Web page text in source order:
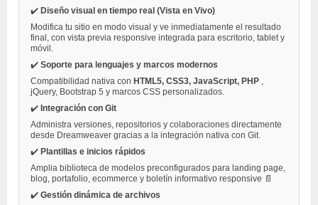
✔️ Diseño visual en tiempo real (Vista en Vivo)
Modifica tu sitio en modo visual y ve inmediatamente el resultado
final, con vista previa responsive integrada para escritorio, tablet y
móvil.
✔️ Soporte para lenguajes y marcos modernos
Compatibilidad nativa con HTML5, CSS3, JavaScript, PHP
jQuery, Bootstrap 5 y marcos CSS personalizados.
✔️ Integración con Git
Administra versiones, repositorios y colaboraciones directamente
desde Dreamweaver gracias a la integración nativa con Git.
✔️ Plantillas e inicios rápidos
Amplia biblioteca de modelos preconfigurados para landing page,
blog, portafolio, ecommerce y boletín informativo responsive 📄
✔️ Gestión dinámica de archivos